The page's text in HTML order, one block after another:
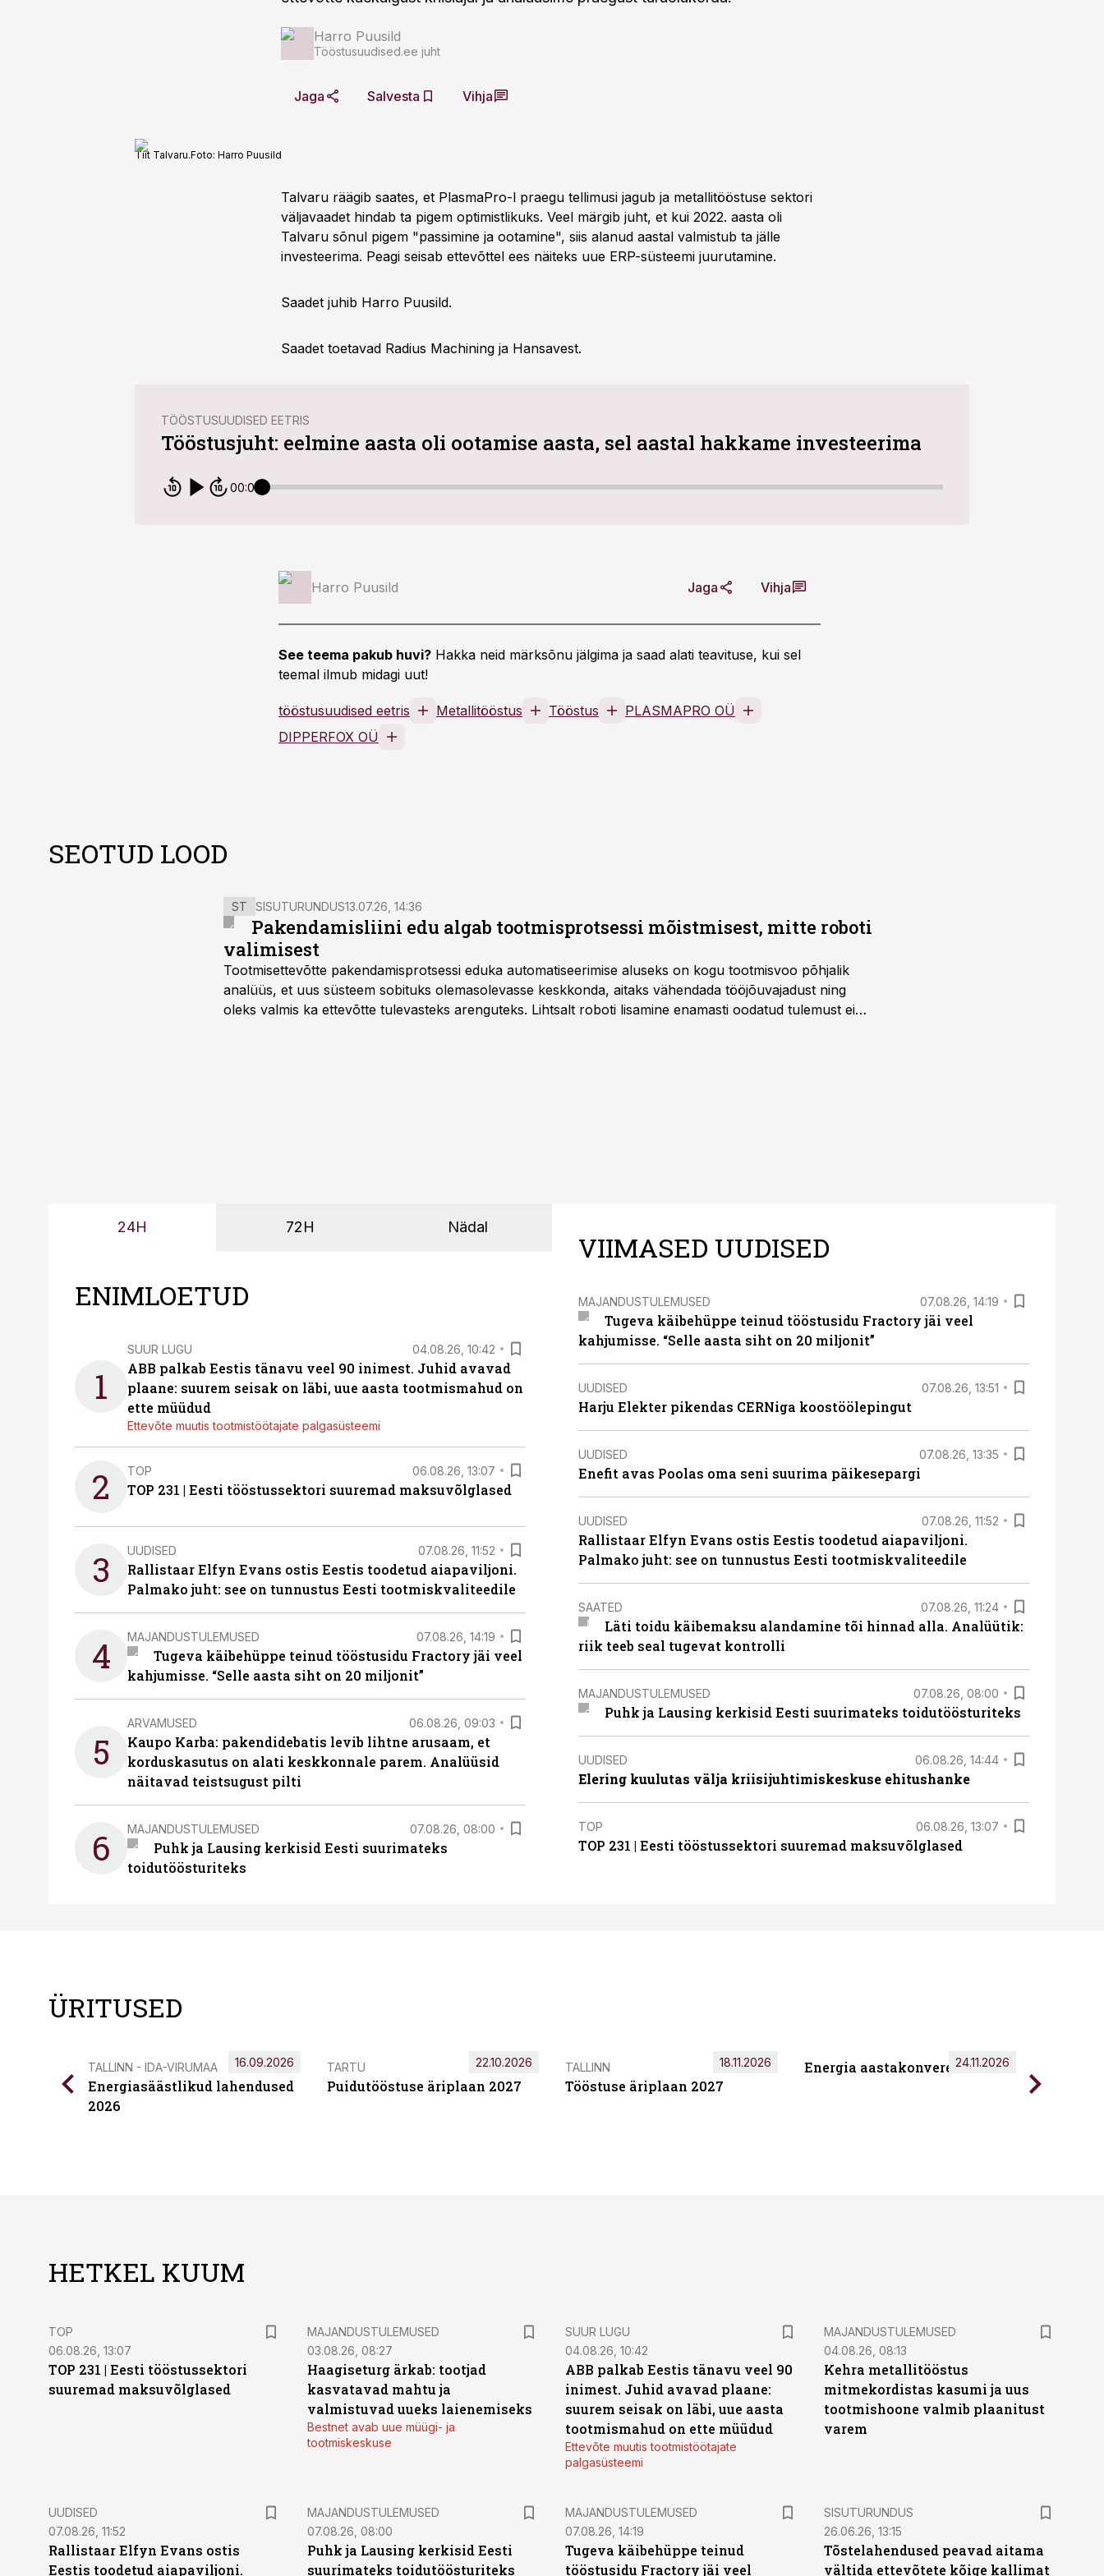
Harro Puusild
Tööstusuudised.ee juht
Jaga Salvesta Vihja
Tiit Talvaru.Foto: Harro Puusild
Talvaru räägib saates, et PlasmaPro-l praegu tellimusi jagub ja metallitööstuse sektori
väljavaadet hindab ta pigem optimistlikuks. Veel märgib juht, et kui 2022. aasta oli
Talvaru sõnul pigem "passimine ja ootamine", siis alanud aastal valmistub ta jälle
investeerima. Peagi seisab ettevõttel ees näiteks uue ERP-süsteemi juurutamine.
Saadet juhib Harro Puusild.
Saadet toetavad Radius Machining ja Hansavest.
TÖÖSTUSUUDISED EETRIS
Tööstusjuht: eelmine aasta oli ootamise aasta, sel aastal hakkame investeerima
00:00
Harro Puusild Jaga Vihja
See teema pakub huvi? Hakka neid märksõnu jälgima ja saad alati teavituse, kui sel
teemal ilmub midagi uut!
tööstusuudised eetris Metallitööstus Tööstus
PLASMAPRO OÜ
DIPPERFOX OÜ
SEOTUD LOOD
ST SISUTURUNDUS13.07.26, 14:36
Pakendamisliini edu algab tootmisprotsessi mõistmisest, mitte roboti
valimisest
Tootmisettevõtte pakendamisprotsessi eduka automatiseerimise aluseks on kogu tootmisvoo põhjalik
analüüs, et uus süsteem sobituks olemasolevasse keskkonda, aitaks vähendada tööjõuvajadust ning
oleks valmis ka ettevõtte tulevasteks arenguteks. Lihtsalt roboti lisamine enamasti oodatud tulemust ei
24H 72H Nädal
ENIMLOETUD
1
SUUR LUGU 04.08.26, 10:42
ABB palkab Eestis tänavu veel 90 inimest. Juhid avavad
plaane: suurem seisak on läbi, uue aasta tootmismahud on
ette müüdud
Ettevõte muutis tootmistöötajate palgasüsteemi
2 TOP 06.08.26, 13:07
TOP 231 | Eesti tööstussektori suuremad maksuvõlglased
3 UUDISED 07.08.26, 11:52
Rallistaar Elfyn Evans ostis Eestis toodetud aiapaviljoni.
Palmako juht: see on tunnustus Eesti tootmiskvaliteedile
4 MAJANDUSTULEMUSED 07.08.26, 14:19
Tugeva käibehüppe teinud tööstusidu Fractory jäi veel
kahjumisse. “Selle aasta siht on 20 miljonit”
5
ARVAMUSED 06.08.26, 09:03
Kaupo Karba: pakendidebatis levib lihtne arusaam, et
korduskasutus on alati keskkonnale parem. Analüüsid
näitavad teistsugust pilti
6 MAJANDUSTULEMUSED 07.08.26, 08:00
Puhk ja Lausing kerkisid Eesti suurimateks
toidutöösturiteks
VIIMASED UUDISED
MAJANDUSTULEMUSED 07.08.26, 14:19
Tugeva käibehüppe teinud tööstusidu Fractory jäi veel
kahjumisse. “Selle aasta siht on 20 miljonit”
UUDISED 07.08.26, 13:51
Harju Elekter pikendas CERNiga koostöölepingut
UUDISED 07.08.26, 13:35
Enefit avas Poolas oma seni suurima päikesepargi
UUDISED 07.08.26, 11:52
Rallistaar Elfyn Evans ostis Eestis toodetud aiapaviljoni.
Palmako juht: see on tunnustus Eesti tootmiskvaliteedile
SAATED 07.08.26, 11:24
Läti toidu käibemaksu alandamine tõi hinnad alla. Analüütik:
riik teeb seal tugevat kontrolli
MAJANDUSTULEMUSED 07.08.26, 08:00
Puhk ja Lausing kerkisid Eesti suurimateks toidutöösturiteks
UUDISED 06.08.26, 14:44
Elering kuulutas välja kriisijuhtimiskeskuse ehitushanke
TOP 06.08.26, 13:07
TOP 231 | Eesti tööstussektori suuremad maksuvõlglased
ÜRITUSED
TALLINN - IDA-VIRUMAA
Energiasäästlikud lahendused
2026
16.09.2026 TARTU
Puidutööstuse äriplaan 2027
22.10.2026 TALLINN
Tööstuse äriplaan 2027
18.11.2026 Energia aastakonverents 2026
24.11.2026
HETKEL KUUM
TOP
06.08.26, 13:07
TOP 231 | Eesti tööstussektori
suuremad maksuvõlglased
MAJANDUSTULEMUSED
03.08.26, 08:27
Haagiseturg ärkab: tootjad
kasvatavad mahtu ja
valmistuvad uueks laienemiseks
Bestnet avab uue müügi- ja
tootmiskeskuse
SUUR LUGU
04.08.26, 10:42
ABB palkab Eestis tänavu veel 90
inimest. Juhid avavad plaane:
suurem seisak on läbi, uue aasta
tootmismahud on ette müüdud
Ettevõte muutis tootmistöötajate
palgasüsteemi
MAJANDUSTULEMUSED
04.08.26, 08:13
Kehra metallitööstus
mitmekordistas kasumi ja uus
tootmishoone valmib plaanitust
varem
UUDISED
07.08.26, 11:52
Rallistaar Elfyn Evans ostis
Eestis toodetud aiapaviljoni.
MAJANDUSTULEMUSED
07.08.26, 08:00
Puhk ja Lausing kerkisid Eesti
suurimateks toidutöösturiteks
MAJANDUSTULEMUSED
07.08.26, 14:19
Tugeva käibehüppe teinud
tööstusidu Fractory jäi veel
ST
SISUTURUNDUS
26.06.26, 13:15
Tõstelahendused peavad aitama
vältida ettevõtete kõige kallimat